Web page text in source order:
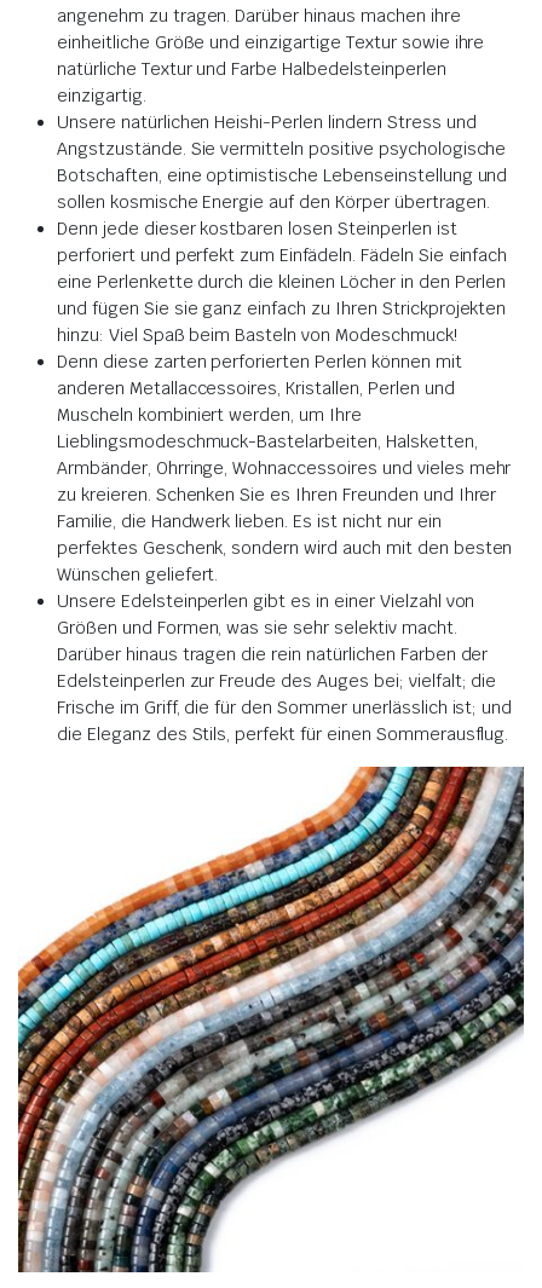
angenehm zu tragen. Darüber hinaus machen ihre
einheitliche Größe und einzigartige Textur sowie ihre
natürliche Textur und Farbe Halbedelsteinperlen
einzigartig.
Unsere natürlichen Heishi-Perlen lindern Stress und
Angstzustände. Sie vermitteln positive psychologische
Botschaften, eine optimistische Lebenseinstellung und
sollen kosmische Energie auf den Körper übertragen.
Denn jede dieser kostbaren losen Steinperlen ist
perforiert und perfekt zum Einfädeln. Fädeln Sie einfach
eine Perlenkette durch die kleinen Löcher in den Perlen
und fügen Sie sie ganz einfach zu Ihren Strickprojekten
hinzu: Viel Spaß beim Basteln von Modeschmuck!
Denn diese zarten perforierten Perlen können mit
anderen Metallaccessoires, Kristallen, Perlen und
Muscheln kombiniert werden, um Ihre
Lieblingsmodeschmuck-Bastelarbeiten, Halsketten,
Armbänder, Ohrringe, Wohnaccessoires und vieles mehr
zu kreieren. Schenken Sie es Ihren Freunden und Ihrer
Familie, die Handwerk lieben. Es ist nicht nur ein
perfektes Geschenk, sondern wird auch mit den besten
Wünschen geliefert.
Unsere Edelsteinperlen gibt es in einer Vielzahl von
Größen und Formen, was sie sehr selektiv macht.
Darüber hinaus tragen die rein natürlichen Farben der
Edelsteinperlen zur Freude des Auges bei; vielfalt; die
Frische im Griff, die für den Sommer unerlässlich ist; und
die Eleganz des Stils, perfekt für einen Sommerausflug.